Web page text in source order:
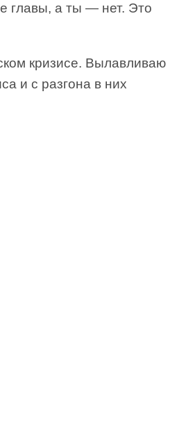
главы, а ты — нет. Это
кризисе. Вылавливаю
и с разгона в них